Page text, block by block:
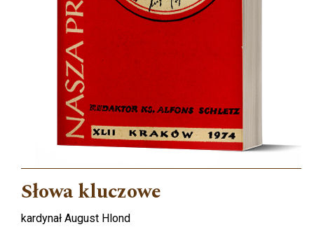
Słowa kluczowe
kardynał August Hlond